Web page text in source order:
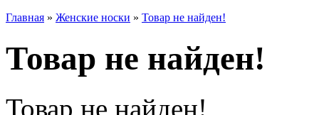
Главная » Женские носки » Товар не найден!
Товар не найден!
Товар не найден!